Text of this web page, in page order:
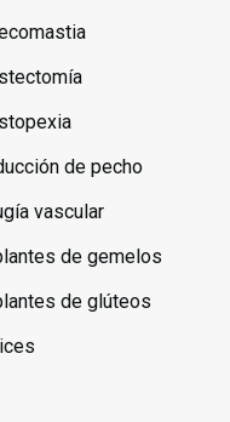
de pecho
vascular
de gemelos
de glúteos